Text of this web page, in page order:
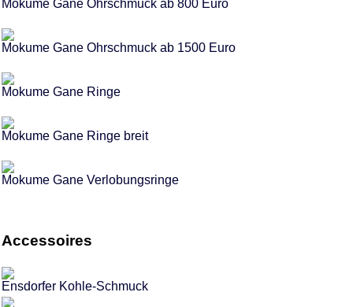
Mokume Gane Ohrschmuck ab 800 Euro
Mokume Gane Ohrschmuck ab 1500 Euro
Mokume Gane Ringe
Mokume Gane Ringe breit
Mokume Gane Verlobungsringe
Accessoires
Ensdorfer Kohle-Schmuck